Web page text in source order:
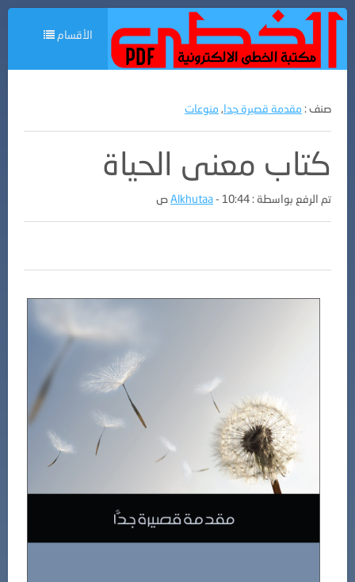
الأقسام
صنف : مقدمة قصيرة جدا, منوعات
كتاب معنى الحياة
تم الرفع بواسطة : Alkhutaa- 10:44 ص